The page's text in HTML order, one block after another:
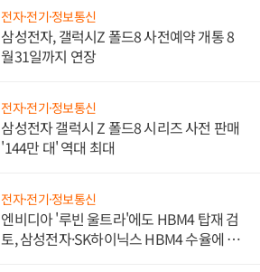
전자·전기·정보통신
삼성전자, 갤럭시Z 폴드8 사전예약 개통 8
월31일까지 연장
전자·전기·정보통신
삼성전자 갤럭시 Z 폴드8 시리즈 사전 판매
'144만 대' 역대 최대
전자·전기·정보통신
엔비디아 '루빈 울트라'에도 HBM4 탑재 검
토, 삼성전자·SK하이닉스 HBM4 수율에 주